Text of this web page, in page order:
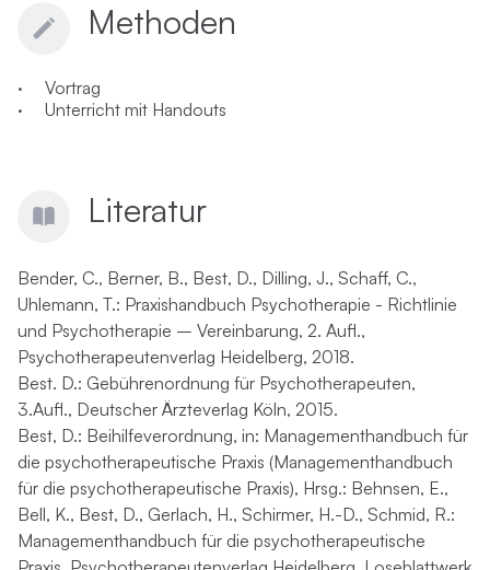
Methoden
· Vortrag
· Unterricht mit Handouts
Literatur
Bender, C., Berner, B., Best, D., Dilling, J., Schaff, C.,
Uhlemann, T.: Praxishandbuch Psychotherapie - Richtlinie
und Psychotherapie – Vereinbarung, 2. Aufl.,
Psychotherapeutenverlag Heidelberg, 2018.
Best. D.: Gebührenordnung für Psychotherapeuten,
3.Aufl., Deutscher Ärzteverlag Köln, 2015.
Best, D.: Beihilfeverordnung, in: Managementhandbuch für
die psychotherapeutische Praxis (Managementhandbuch
für die psychotherapeutische Praxis), Hrsg.: Behnsen, E.,
Bell, K., Best, D., Gerlach, H., Schirmer, H.-D., Schmid, R.:
Managementhandbuch für die psychotherapeutische